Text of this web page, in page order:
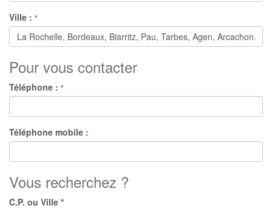
Ville : *
Pour vous contacter
Téléphone : *
Téléphone mobile :
Vous recherchez ?
C.P. ou Ville *